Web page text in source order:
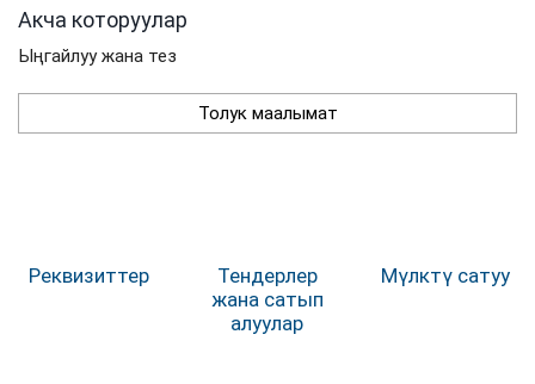
Акча которуулар
Ыңгайлуу жана тез
Толук маалымат
Реквизиттер
Тендерлер
жана сатып
алуулар
Мүлктү сатуу